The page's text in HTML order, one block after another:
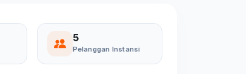
5
Pelanggan Instansi